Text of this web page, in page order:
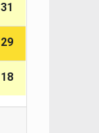
31
29
18